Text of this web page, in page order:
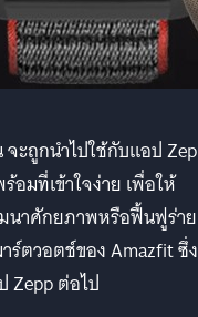
ะถูกนำไปใช้กับแอป
อมที่เข้าใจง่าย เพื่อให้
นาศักยภาพหรือฟื้นฟูร่าย
ร์ตวอตช์ของ Amazfit ซึ่ง
Zepp ต่อไป